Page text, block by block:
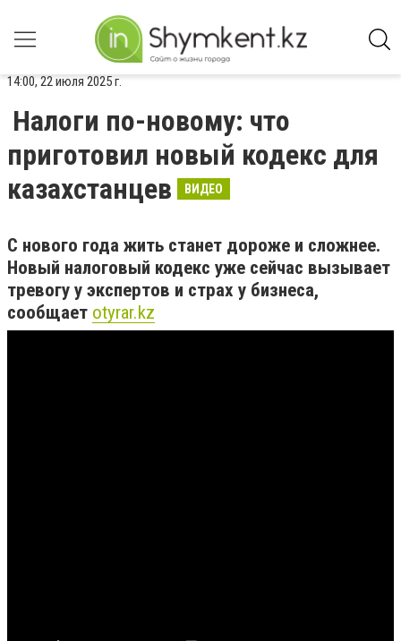
14:00, 22 июля 2025 г.
Налоги по-новому: что
приготовил новый кодекс для
казахстанцев
ВИДЕО
С нового года жить станет дороже и сложнее.
Новый налоговый кодекс уже сейчас вызывает
тревогу у экспертов и страх у бизнеса,
сообщает otyrar.kz